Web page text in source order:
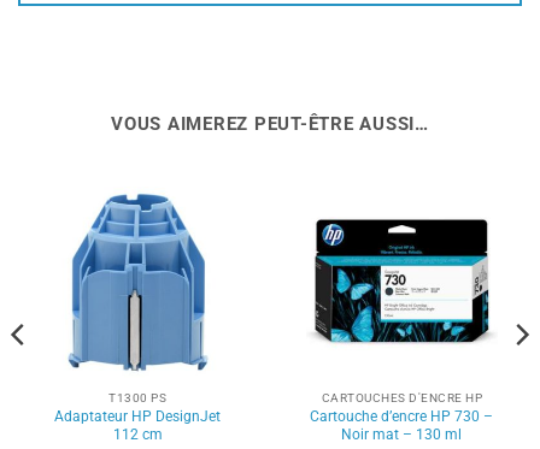
VOUS AIMEREZ PEUT-ÊTRE AUSSI…
T1300 PS
Adaptateur HP DesignJet
112 cm
CARTOUCHES D'ENCRE HP
Cartouche d’encre HP 730 –
Noir mat – 130 ml